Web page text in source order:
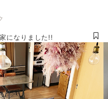
になりました!!